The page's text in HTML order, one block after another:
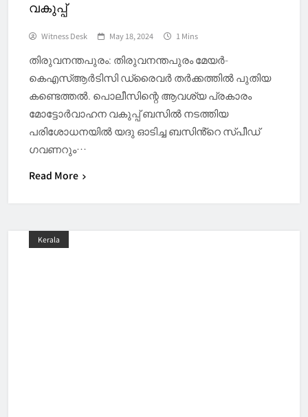
വകുപ്പ്
Witness Desk May 18, 2024 1 Mins
തിരുവനന്തപുരം: തിരുവനന്തപുരം മേയർ-
കെഎസ്ആർടിസി ഡ്രൈവർ തർക്കത്തിൽ പുതിയ
കണ്ടെത്തൽ. പൊലീസിന്റെ ആവശ്യ പ്രകാരം
മോട്ടോർവാ​ഹന വകുപ്പ് ബസിൽ നടത്തിയ
പരിശോധനയിൽ യദു ഓടിച്ച ബസിൻ്റെ സ്പീഡ്
ഗവണറും…
Read More
Kerala